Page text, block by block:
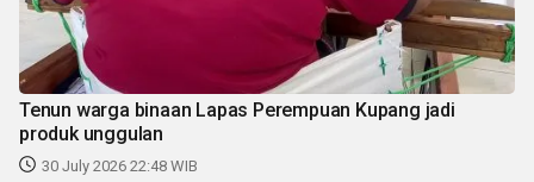
Tenun warga binaan Lapas Perempuan Kupang jadi
produk unggulan
30 July 2026 22:48 WIB